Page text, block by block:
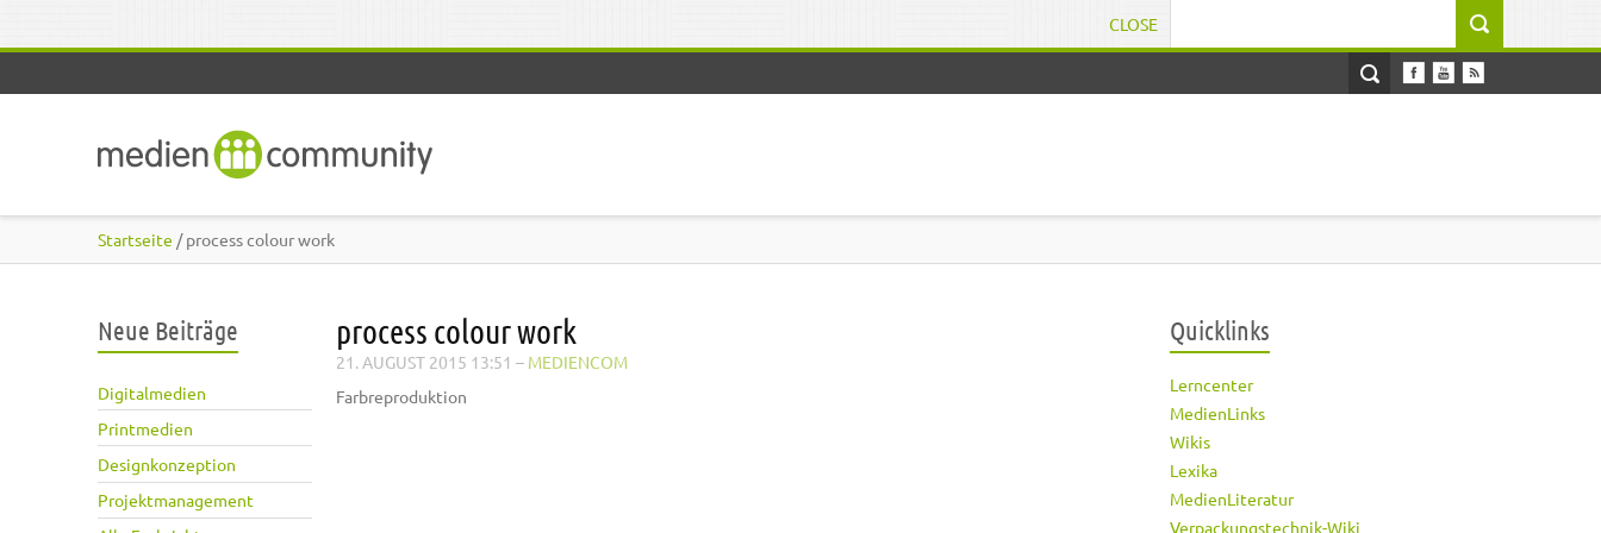
CLOSE
Startseite / process colour work
Neue Beiträge
Digitalmedien
Printmedien
Designkonzeption
Projektmanagement
process colour work
21. AUGUST 2015 13:51 – MEDIENCOM
Farbreproduktion
Quicklinks
Lerncenter
MedienLinks
Wikis
Lexika
MedienLiteratur
Verpackungstechnik-Wiki